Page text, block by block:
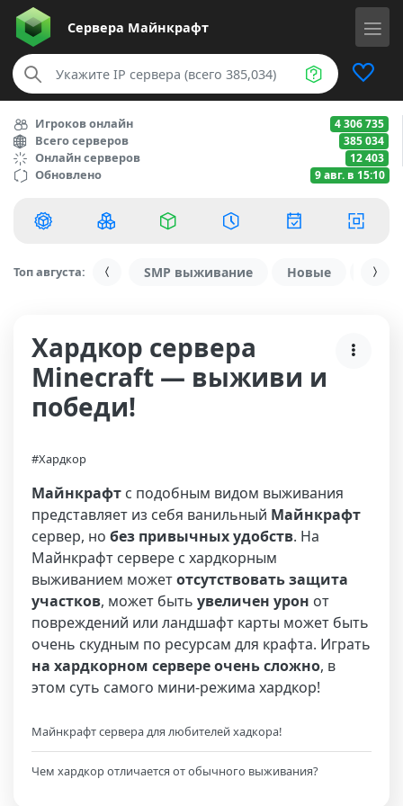
Сервера Майнкрафт
Игроков онлайн 4 306 735
Всего серверов 385 034
Онлайн серверов 12 403
Обновлено 9 авг. в 15:10
Топ августа: SMP выживание Новые С
Хардкор сервера
Minecraft — выживи и
победи!
#Хардкор
Майнкрафт с подобным видом выживания
представляет из себя ванильный Майнкрафт
сервер, но без привычных удобств. На
Майнкрафт сервере с хардкорным
выживанием можетотсутствовать защита
участков, может быть увеличен урон от
повреждений или ландшафт карты может быть
очень скудным по ресурсам для крафта. Играть
на хардкорном сервере очень сложно, в
этом суть самого мини-режима хардкор!
Майнкрафт сервера для любителей хадкора!
Чем хардкор отличается от обычного выживания?